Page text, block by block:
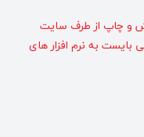
و چاپ از طرف سایت
بایست به نرم افزار های